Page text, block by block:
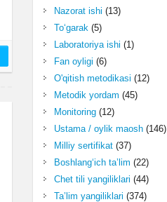
Nazorat ishi (13)
To‘garak(5)
Laboratoriya ishi (1)
Fan oyligi (6)
O'qitish metodikasi (12)
Metodik yordam (45)
Monitoring(12)
Ustama / oylik maosh(146)
Milliy sertifikat(37)
Boshlang‘ich ta’lim (22)
Chet tili yangiliklari (44)
Ta’lim yangiliklari (374)